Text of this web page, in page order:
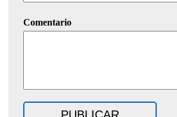
Comentario